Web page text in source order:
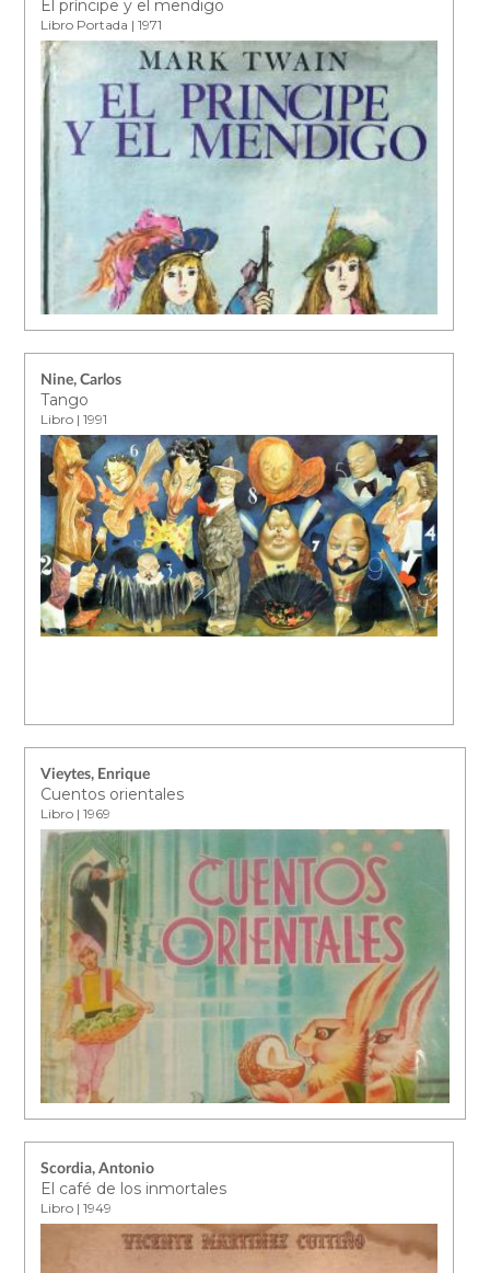
El príncipe y el mendigo
Libro Portada | 1971
Nine, Carlos
Tango
Libro | 1991
Vieytes, Enrique
Cuentos orientales
Libro | 1969
Scordia, Antonio
El café de los inmortales
Libro | 1949